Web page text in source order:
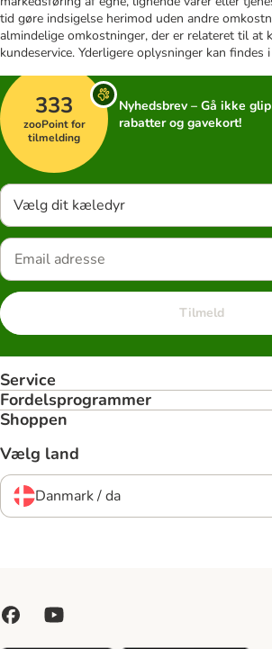
tid gøre indsigelse herimod uden andre
almindelige omkostninger, der er relateret til at
kundeservice. Yderligere oplysninger kan findes
333
zooPoint for
tilmelding
Nyhedsbrev – Gå ikke
rabatter og gavekort!
Vælg dit kæledyr
Tilmeld
Service
Fordelsprogrammer
Shoppen
Vælg land
Danmark / da